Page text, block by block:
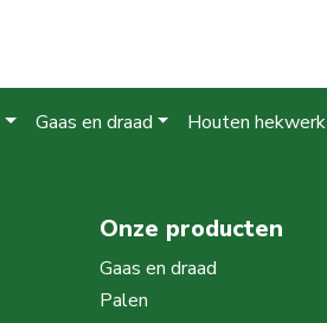
Gaas en draad Houten hekwerk
Onze producten
Gaas en draad
Palen